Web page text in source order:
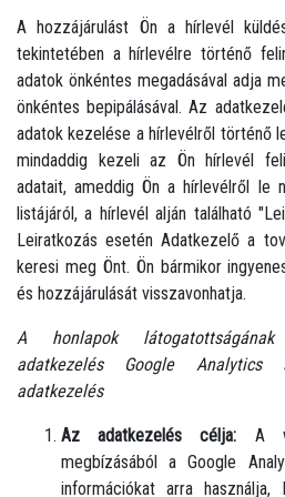
A hozzájárulást Ön a hírlevél
tekintetében a hírlevélre történő
adatok önkéntes megadásával adja
önkéntes bepipálásával. Az
adatok kezelése a hírlevélről történő
mindaddig kezeli az Ön hírlevél
adatait, ameddig Ön a hírlevélről le
listájáról, a hírlevél alján található
Leiratkozás esetén Adatkezelő a
keresi meg Önt. Ön bármikor
és hozzájárulását visszavonhatja.
A honlapok
adatkezelés Google Analytics
adatkezelés
Az adatkezelés célja: A
megbízásából a Google
információkat arra